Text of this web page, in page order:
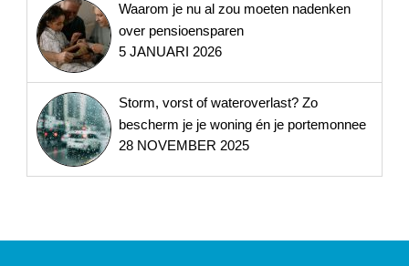
Waarom je nu al zou moeten nadenken
over pensioensparen
5 JANUARI 2026
Storm, vorst of wateroverlast? Zo
bescherm je je woning én je portemonnee
28 NOVEMBER 2025